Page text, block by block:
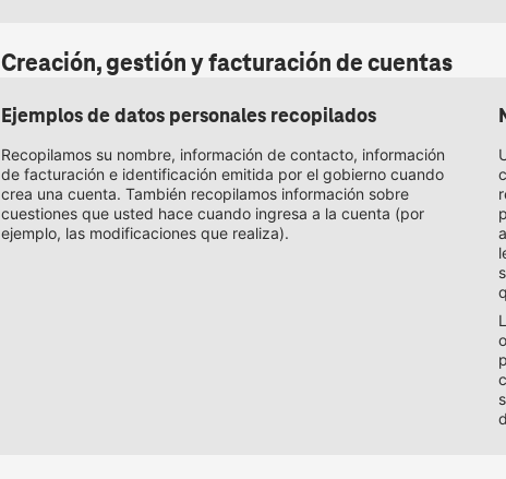
Creación, gestión y facturación de cuentas
Ejemplos de datos personales recopilados
Recopilamos su nombre, información de contacto, información
de facturación e identificación emitida por el gobierno cuando
crea una cuenta. También recopilamos información sobre
cuestiones que usted hace cuando ingresa a la cuenta (por
ejemplo, las modificaciones que realiza).